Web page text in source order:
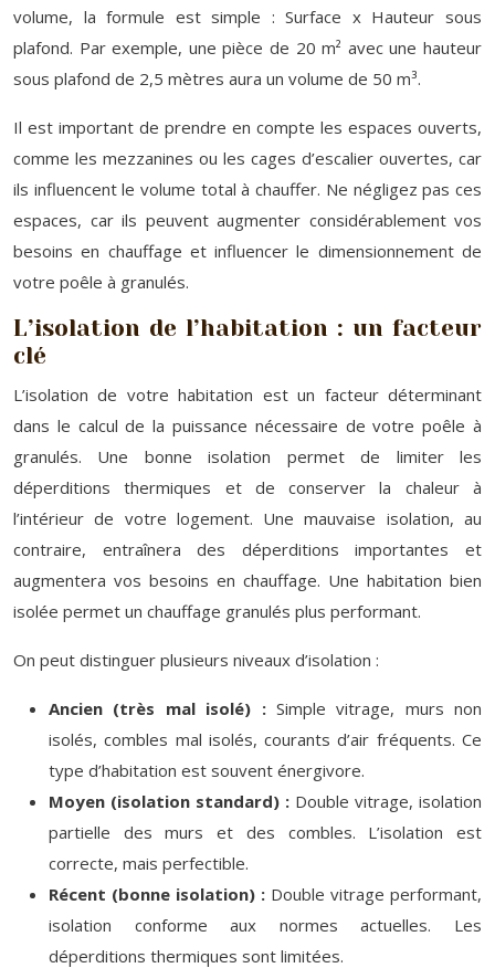
volume, la formule est simple : Surface x Hauteur sous
plafond. Par exemple, une pièce de 20 m² avec une hauteur
sous plafond de 2,5 mètres aura un volume de 50 m³.
Il est important de prendre en compte les espaces ouverts,
comme les mezzanines ou les cages d’escalier ouvertes, car
ils influencent le volume total à chauffer. Ne négligez pas ces
espaces, car ils peuvent augmenter considérablement vos
besoins en chauffage et influencer le dimensionnement de
votre poêle à granulés.
L’isolation de l’habitation : un facteur
clé
L’isolation de votre habitation est un facteur déterminant
dans le calcul de la puissance nécessaire de votre poêle à
granulés. Une bonne isolation permet de limiter les
déperditions thermiques et de conserver la chaleur à
l’intérieur de votre logement. Une mauvaise isolation, au
contraire, entraînera des déperditions importantes et
augmentera vos besoins en chauffage. Une habitation bien
isolée permet un chauffage granulés plus performant.
On peut distinguer plusieurs niveaux d’isolation :
Ancien (très mal isolé) : Simple vitrage, murs non
isolés, combles mal isolés, courants d’air fréquents. Ce
type d’habitation est souvent énergivore.
Moyen (isolation standard) : Double vitrage, isolation
partielle des murs et des combles. L’isolation est
correcte, mais perfectible.
Récent (bonne isolation) : Double vitrage performant,
isolation conforme aux normes actuelles. Les
déperditions thermiques sont limitées.